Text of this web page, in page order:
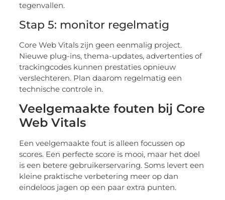
tegenvallen.
Stap 5: monitor regelmatig
Core Web Vitals zijn geen eenmalig project.
Nieuwe plug-ins, thema-updates, advertenties of
trackingcodes kunnen prestaties opnieuw
verslechteren. Plan daarom regelmatig een
technische controle in.
Veelgemaakte fouten bij Core
Web Vitals
Een veelgemaakte fout is alleen focussen op
scores. Een perfecte score is mooi, maar het doel
is een betere gebruikerservaring. Soms levert een
kleine praktische verbetering meer op dan
eindeloos jagen op een paar extra punten.